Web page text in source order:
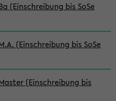
(Einschreibung bis SoSe
(Einschreibung bis SoSe
(Einschreibung bis